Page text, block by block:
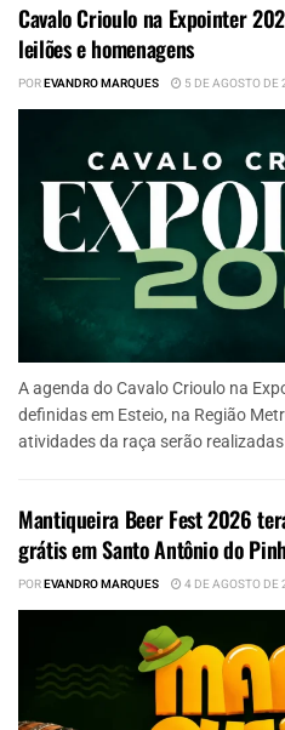
Cavalo Crioulo na Expointer
leilões e homenagens
POREVANDRO MARQUES 5 DE AGOSTO DE
A agenda do Cavalo Crioulo na
definidas em Esteio, na Região
atividades da raça serão
Mantiqueira Beer Fest 2026
grátis em Santo Antônio do
POREVANDRO MARQUES 4 DE AGOSTO DE